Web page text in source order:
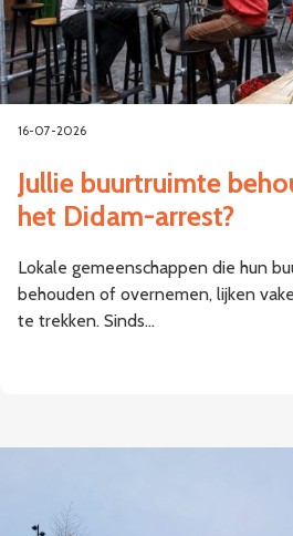
16-07-2026
Jullie buurtruimte
het Didam-arrest?
Lokale gemeenschappen die hun
behouden of overnemen, lijken
te trekken. Sinds…